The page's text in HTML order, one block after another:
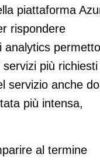
piattaforma
rispondere
analytics
più
servizio anche
più intensa,
al termine